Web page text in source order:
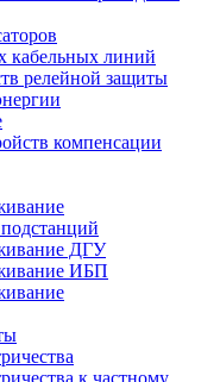
кабельных линий
релейной защиты
компенсации
ДГУ
ИБП
к частному